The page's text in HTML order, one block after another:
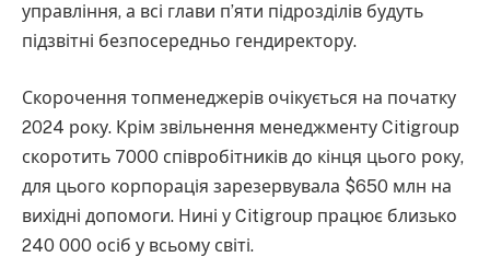
управління, а всі глави п’яти підрозділів будуть
підзвітні безпосередньо гендиректору.
Скорочення топменеджерів очікується на початку
2024 року. Крім звільнення менеджменту Citigroup
скоротить 7000 співробітників до кінця цього року,
для цього корпорація зарезервувала $650 млн на
вихідні допомоги. Нині у Citigroup працює близько
240 000 осіб у всьому світі.